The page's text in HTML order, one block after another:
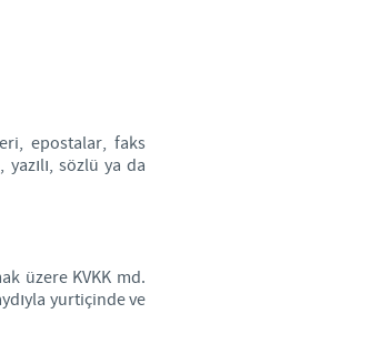
epostalar, faks
sözlü ya da
üzere KVKK md.
yurtiçinde ve